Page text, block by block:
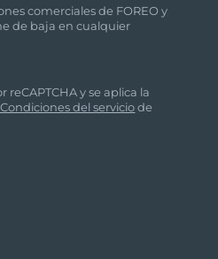
comerciales de FOREO y
de baja en cualquier
y se aplica la
del serviciode